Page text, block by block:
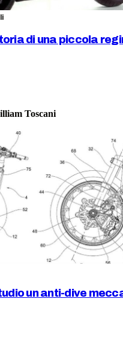
di una piccola
Toscani
un anti-dive